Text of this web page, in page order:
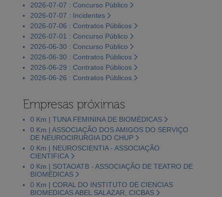
2026-07-07 : Concurso Público
2026-07-07 : Incidentes
2026-07-06 : Contratos Públicos
2026-07-01 : Concurso Público
2026-06-30 : Concurso Público
2026-06-30 : Contratos Públicos
2026-06-29 : Contratos Públicos
2026-06-26 : Contratos Públicos
Empresas próximas
0 Km | TUNA FEMININA DE BIOMÉDICAS
0 Km | ASSOCIAÇÃO DOS AMIGOS DO SERVIÇO
DE NEUROCIRURGIA DO CHUP
0 Km | NEUROSCIENTIA - ASSOCIAÇÃO
CIENTIFICA
0 Km | SOTAOATB - ASSOCIAÇÃO DE TEATRO DE
BIOMÉDICAS
0 Km | CORAL DO INSTITUTO DE CIENCIAS
BIOMEDICAS ABEL SALAZAR, CICBAS